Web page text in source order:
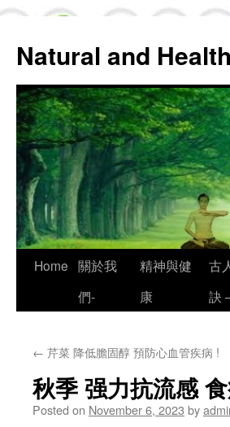
Natural and
Skip
Home 關於我
們-
精神與健
康
古
訣
← 芹菜 降低膽固醇 預防心血管疾病 !
秋季 强力抗流感
Posted on November 6, 2023 by